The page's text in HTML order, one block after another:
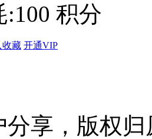
:100 积分
收藏 开通VIP
分享，版权